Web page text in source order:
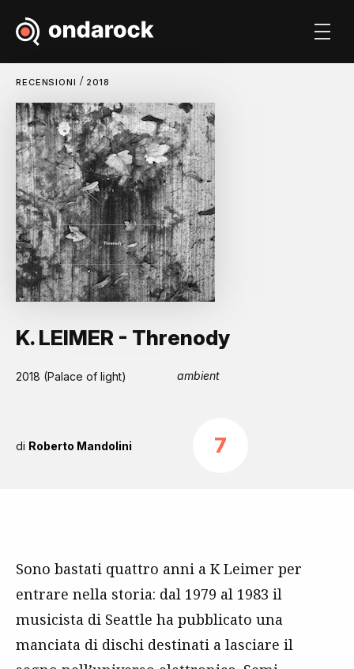
RECENSIONI / 2018
K. LEIMER - Threnody
2018 (Palace of light) ambient
di Roberto Mandolini 7
Sono bastati quattro anni a K Leimer per
entrare nella storia: dal 1979 al 1983 il
musicista di Seattle ha pubblicato una
manciata di dischi destinati a lasciare il